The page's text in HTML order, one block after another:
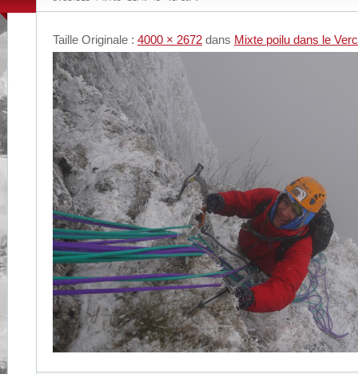
Taille Originale : 4000 × 2672 dans Mixte poilu dans le